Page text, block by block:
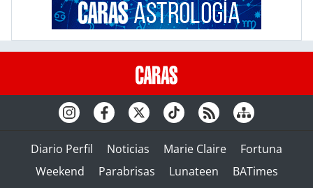
Diario Perfil Noticias Marie Claire
Fortuna
Weekend
Parabrisas Lunateen BATimes